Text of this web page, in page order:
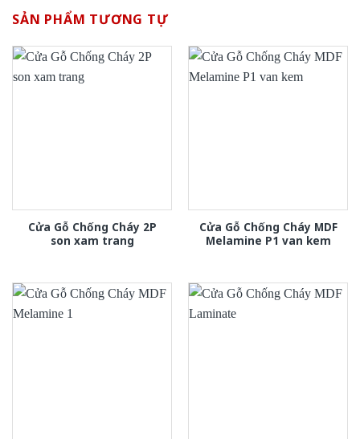
SẢN PHẨM TƯƠNG TỰ
Cửa Gỗ Chống Cháy 2P
son xam trang
Cửa Gỗ Chống Cháy MDF
Melamine P1 van kem